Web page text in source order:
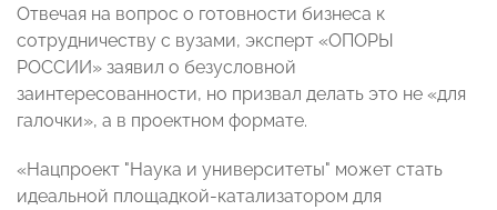
Отвечая на вопрос о готовности бизнеса к
сотрудничеству с вузами, эксперт «ОПОРЫ
РОССИИ» заявил о безусловной
заинтересованности, но призвал делать это не «для
галочки», а в проектном формате.
«Нацпроект "Наука и университеты" может стать
идеальной площадкой-катализатором для